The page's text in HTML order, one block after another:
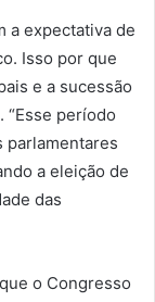
a expectativa de
Isso por que
e a sucessão
“Esse período
parlamentares
a eleição de
das
o Congresso